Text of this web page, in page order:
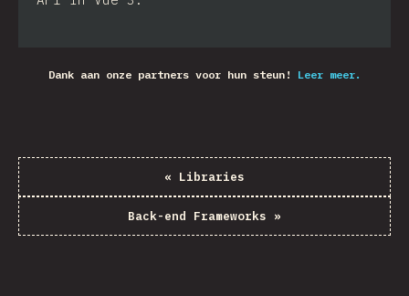
Dank aan onze partners voor hun steun! Leer meer.
« Libraries
Back-end Frameworks »